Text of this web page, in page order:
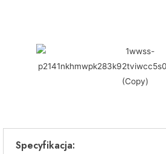
Specyfikacja: